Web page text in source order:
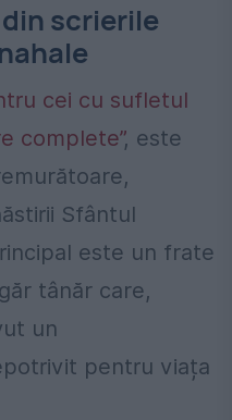
scrierile
cei cu sufletul
complete”, este
Sfântul
este un frate
tânăr care,
un
pentru viața